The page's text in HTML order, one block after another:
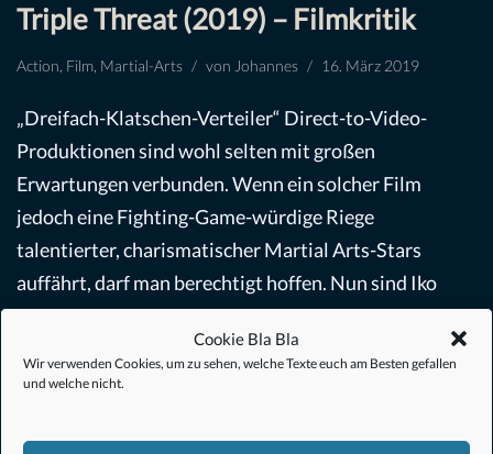
Cookie Bla Bla
Wir verwenden Cookies, um zu sehen, welche Texte euch am Besten gefallen
und welche nicht.
Triple Threat (2019) – Filmkritik
Action Film Martial-Arts von Johannes 16. März 2019
„Dreifach-Klatschen-Verteiler“ Direct-to-Video-
Produktionen sind wohl selten mit großen
Erwartungen verbunden. Wenn ein solcher Film
jedoch eine Fighting-Game-würdige Riege
talentierter, charismatischer Martial Arts-Stars
auffährt, darf man berechtigt hoffen. Nun sind Iko
Uwais…Weiterlesen »